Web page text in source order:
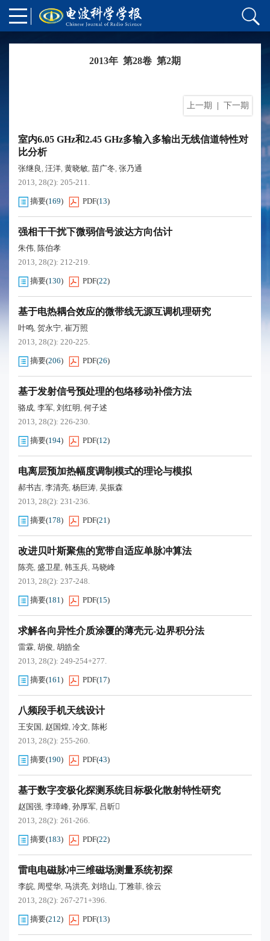
2013年 第28卷 第2期
上一期 下一期
室内6.05 GHz和2.45 GHz多输入多输出无线信道特性对
比分析
张继良, 汪洋, 黄晓敏, 苗广冬, 张乃通
2013, 28(2): 205-211.
摘要(169) PDF(13)
强相干干扰下微弱信号波达方向估计
朱伟, 陈伯孝
2013, 28(2): 212-219.
摘要(130) PDF(22)
基于电热耦合效应的微带线无源互调机理研究
叶鸣, 贺永宁, 崔万照
2013, 28(2): 220-225.
摘要(206) PDF(26)
基于发射信号预处理的包络移动补偿方法
骆成, 李军, 刘红明, 何子述
2013, 28(2): 226-230.
摘要(194) PDF(12)
电离层预加热幅度调制模式的理论与模拟
郝书吉, 李清亮, 杨巨涛, 吴振森
2013, 28(2): 231-236.
摘要(178) PDF(21)
改进贝叶斯聚焦的宽带自适应单脉冲算法
陈亮, 盛卫星, 韩玉兵, 马晓峰
2013, 28(2): 237-248.
摘要(181) PDF(15)
求解各向异性介质涂覆的薄壳元-边界积分法
雷霖, 胡俊, 胡皓全
2013, 28(2): 249-254+277.
摘要(161) PDF(17)
八频段手机天线设计
王安国, 赵国煌, 冷文, 陈彬
2013, 28(2): 255-260.
摘要(190) PDF(43)
基于数字变极化探测系统目标极化散射特性研究
赵国强, 李璋峰, 孙厚军, 吕昕
2013, 28(2): 261-266.
摘要(183) PDF(22)
雷电电磁脉冲三维磁场测量系统初探
李皖, 周璧华, 马洪亮, 刘培山, 丁雅菲, 徐云
2013, 28(2): 267-271+396.
摘要(212) PDF(13)